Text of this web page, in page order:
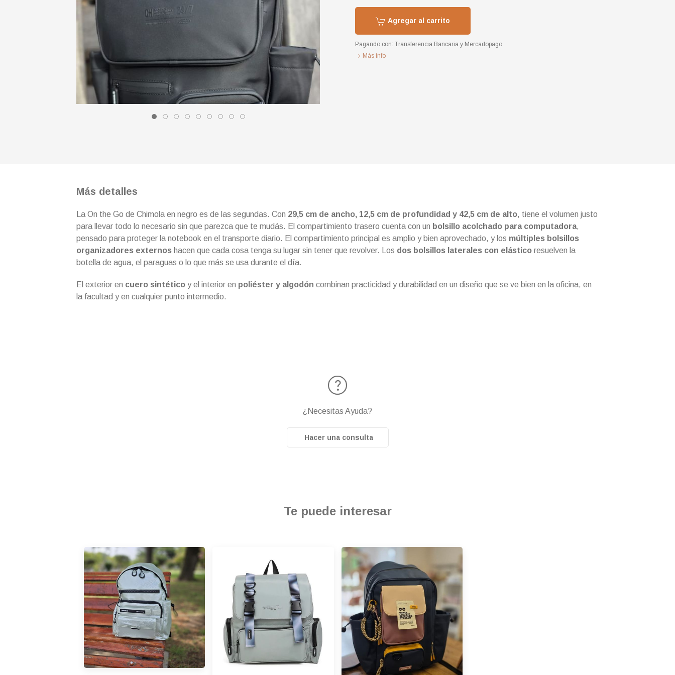
Agregar al carrito
Pagando con: Transferencia Bancaria y Mercadopago
Más info
Más detalles
La On the Go de Chimola en negro es de las segundas. Con 29,5 cm de ancho, 12,5 cm de profundidad y 42,5 cm de alto, tiene el volumen justo
para llevar todo lo necesario sin que parezca que te mudás. El compartimiento trasero cuenta con un bolsillo acolchado para computadora,
pensado para proteger la notebook en el transporte diario. El compartimiento principal es amplio y bien aprovechado, y los múltiples bolsillos
organizadores externos hacen que cada cosa tenga su lugar sin tener que revolver. Los dos bolsillos laterales con elástico resuelven la
botella de agua, el paraguas o lo que más se usa durante el día.
El exterior en cuero sintético y el interior en poliéster y algodón combinan practicidad y durabilidad en un diseño que se ve bien en la oficina, en
la facultad y en cualquier punto intermedio.
¿Necesitas Ayuda?
Hacer una consulta
Te puede interesar